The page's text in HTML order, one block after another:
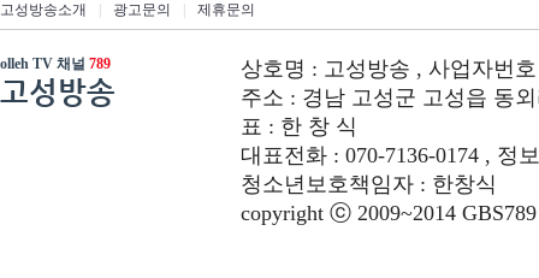
고성방송소개 광고문의 제휴문의
olleh TV 채널 789
고성방송
상호명 : 고성방송 , 사업자번호
주소 : 경남 고성군 고성읍 동외
표 : 한 창 식
대표전화 : 070-7136-0174 , 정
청소년보호책임자 : 한창식
copyright ⓒ 2009~2014